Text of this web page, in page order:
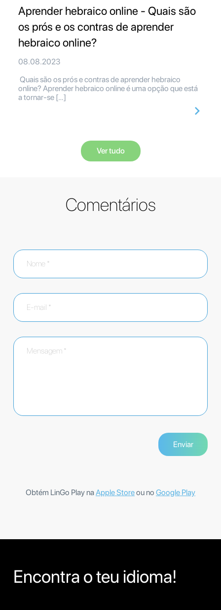
Aprender hebraico online - Quais são
os prós e os contras de aprender
hebraico online?
08.08.2023
Quais são os prós e contras de aprender hebraico
online? Aprender hebraico online é uma opção que está
a tornar-se […]
Ver tudo
Comentários
Obtém LinGo Play naApple Storeou no Google Play
Encontra o teu idioma!